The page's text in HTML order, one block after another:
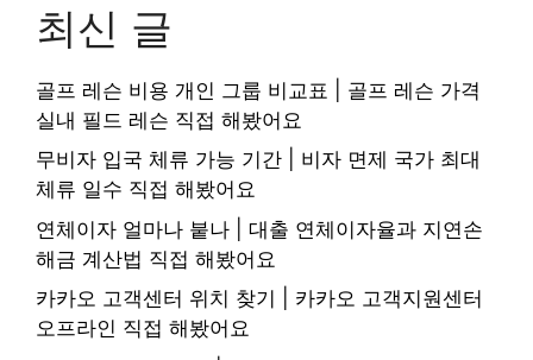
최신 글
골프 레슨 비용 개인 그룹 비교표 | 골프 레슨 가격
실내 필드 레슨 직접 해봤어요
무비자 입국 체류 가능 기간 | 비자 면제 국가 최대
체류 일수 직접 해봤어요
연체이자 얼마나 붙나 | 대출 연체이자율과 지연손
해금 계산법 직접 해봤어요
카카오 고객센터 위치 찾기 | 카카오 고객지원센터
오프라인 직접 해봤어요